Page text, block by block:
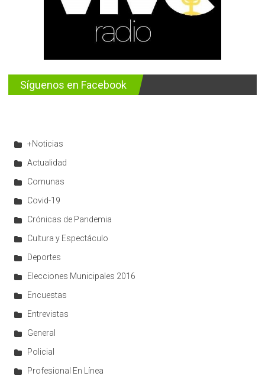
Síguenos en Facebook
+Noticias
Actualidad
Comunas
Covid-19
Crónicas de Pandemia
Cultura y Espectáculo
Deportes
Elecciones Municipales 2016
Encuestas
Entrevistas
General
Policial
Profesional En Línea